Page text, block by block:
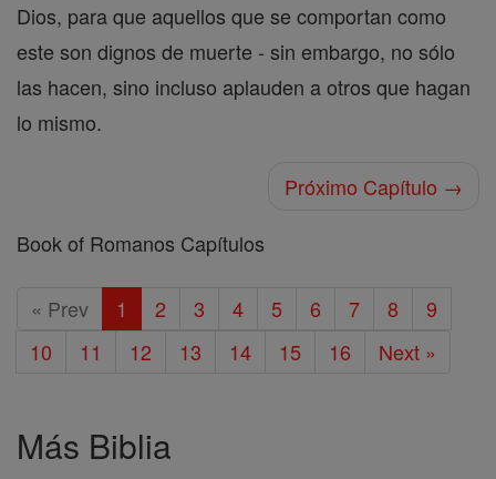
Dios, para que aquellos que se comportan como
este son dignos de muerte - sin embargo, no sólo
las hacen, sino incluso aplauden a otros que hagan
lo mismo.
Próximo Capítulo →
Book of Romanos Capítulos
« Prev 1 2 3 4 5 6 7 8
9
10
11 12 13 14 15 16 Next »
Más Biblia